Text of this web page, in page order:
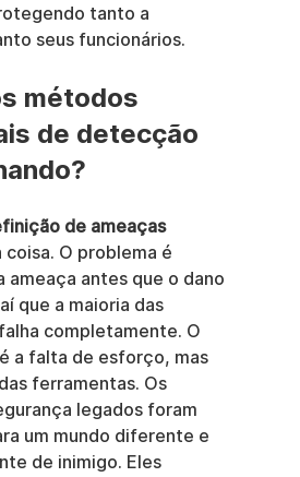
tanto a
seus funcionários.
métodos
de detecção
de ameaças
O problema é
ameaça antes que o dano
que a maioria das
completamente. O
a falta de esforço, mas
ferramentas. Os
legados foram
um mundo diferente e
de inimigo. Eles